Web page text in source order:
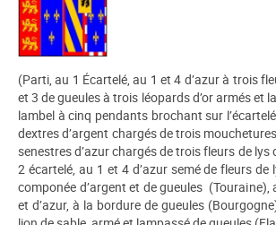
(Parti, au 1 Écartelé, au 1 et 4 d’azur à trois
et 3 de gueules à trois léopards d’or armés et
lambel à cinq pendants brochant sur
dextres d’argent chargés de trois
senestres d’azur chargés de trois fleurs de lys
2 écartelé, au 1 et 4 d’azur semé de fleurs de
componée d’argent et de gueules (Touraine),
et d’azur, à la bordure de gueules